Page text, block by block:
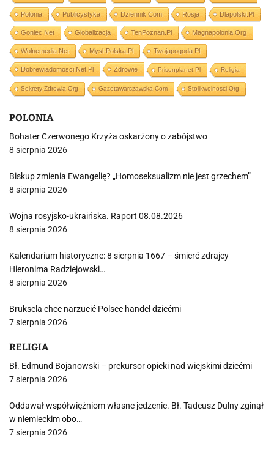
Polonia Publicystyka Dziennik.com Rosja Dlapolski.pl
Goniec.net Globalizacja TenPoznan.pl Magnapolonia.org
Wolnemedia.net Mysl-Polska.pl Twojapogoda.pl
Dobrewiadomosci.net.pl Zdrowie Prisonplanet.pl Religia
Sekrety-Zdrowia.org Gazetawarszawska.com Stolikwolnosci.org
POLONIA
Bohater Czerwonego Krzyża oskarżony o zabójstwo
8 sierpnia 2026
Biskup zmienia Ewangelię? „Homoseksualizm nie jest grzechem”
8 sierpnia 2026
Wojna rosyjsko-ukraińska. Raport 08.08.2026
8 sierpnia 2026
Kalendarium historyczne: 8 sierpnia 1667 – śmierć zdrajcy
Hieronima Radziejowski…
8 sierpnia 2026
Bruksela chce narzucić Polsce handel dziećmi
7 sierpnia 2026
RELIGIA
Bł. Edmund Bojanowski – prekursor opieki nad wiejskimi dziećmi
7 sierpnia 2026
Oddawał współwięźniom własne jedzenie. Bł. Tadeusz Dulny zginął
w niemieckim obo…
7 sierpnia 2026